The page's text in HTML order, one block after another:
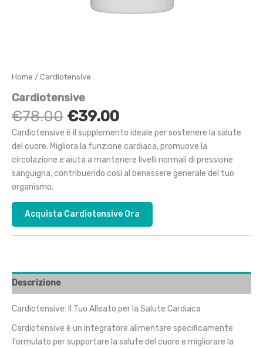
Home / Cardiotensive
Cardiotensive
€78.00 Il
prezzo
originale
era:
€78.00.
€39.00Il
prezzo
attuale
è:
€39.00.
Cardiotensive è il supplemento ideale per sostenere la salute
del cuore. Migliora la funzione cardiaca, promuove la
circolazione e aiuta a mantenere livelli normali di pressione
sanguigna, contribuendo così al benessere generale del tuo
organismo.
Acquista Cardiotensive Ora
Descrizione
Cardiotensive: Il Tuo Alleato per la Salute Cardiaca
Cardiotensive è un integratore alimentare specificamente
formulato per supportare la salute del cuore e migliorare la